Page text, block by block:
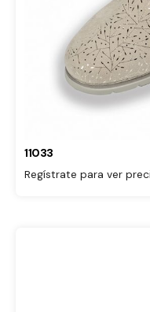
11033
Regístrate para ver